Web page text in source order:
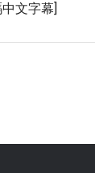
文字幕]